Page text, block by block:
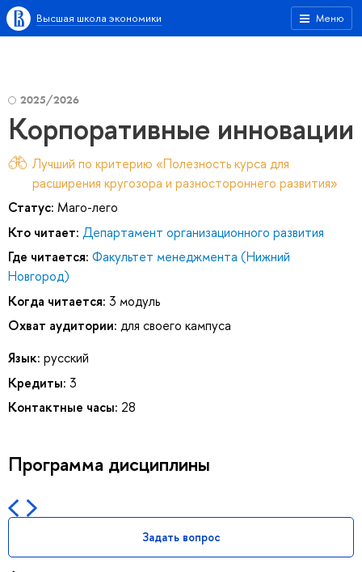
Меню
Высшая школа экономики
2025/2026
Корпоративные инновации
Лучший по критерию «Полезность курса для
расширения кругозора и разностороннего развития»
Статус: Маго-лего
Кто читает: Департамент организационного развития
Где читается: Факультет менеджмента (Нижний
Новгород)
Когда читается: 3 модуль
Охват аудитории: для своего кампуса
Язык: русский
Кредиты: 3
Контактные часы: 28
Программа дисциплины
Задать вопрос